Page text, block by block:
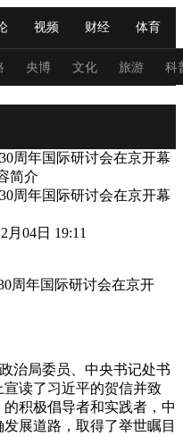
视频 财经 体育
央视快评 习式妙语
听音 微视频 主持人
央博 文化 旅游 科
经济 军事 科技
读 天天学习
直播中国 熊猫频道
生活体育大会 体育江湖
态环境 一带一路 央博
周年国际研讨会在京开幕
简介
周年国际研讨会在京开幕
04日 19:11
周年国际研讨会在京开
治局委员、中央书记处书
读了习近平的贺信并致
积极倡导者和实践者，中
展道路，取得了举世瞩目